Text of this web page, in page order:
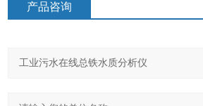
产品咨询